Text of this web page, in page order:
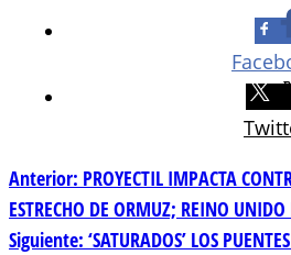
Navegación
de
Anterior: PROYECTIL IMPACTA
ESTRECHO DE ORMUZ; REINO
Siguiente: ‘SATURADOS’ LOS